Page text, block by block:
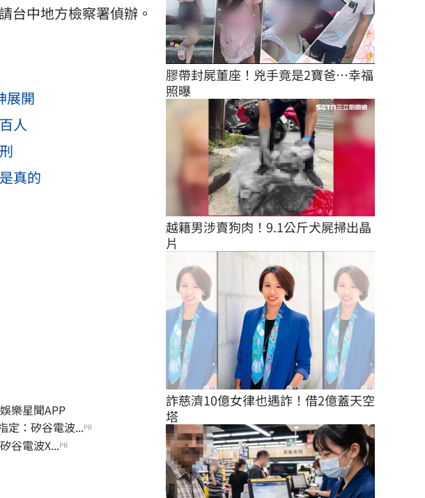
台中地方檢察署偵辦。
展開
人
真的
即刻下載娛樂星聞APP
定：矽谷電波...PR
谷電波X...PR
膠帶封屍董座！兇手竟是2寶爸…幸福
照曝
越籍男涉賣狗肉！9.1公斤犬屍掃出晶
片
詐慈濟10億女律也遇詐！借2億蓋天空
塔